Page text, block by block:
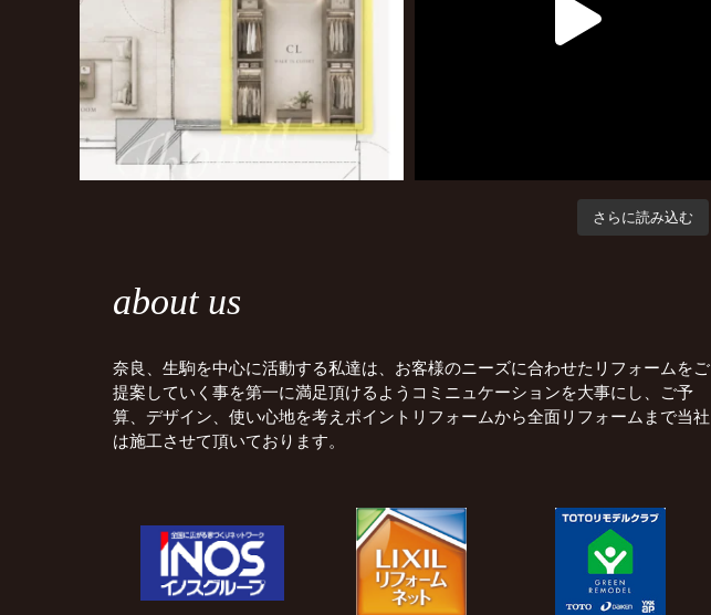
さらに読み込む
about us
奈良、生駒を中心に活動する私達は、お客様のニーズに合わせたリフォームをご
提案していく事を第一に満足頂けるようコミニュケーションを大事にし、ご予
算、デザイン、使い心地を考えポイントリフォームから全面リフォームまで当社
は施工させて頂いております。